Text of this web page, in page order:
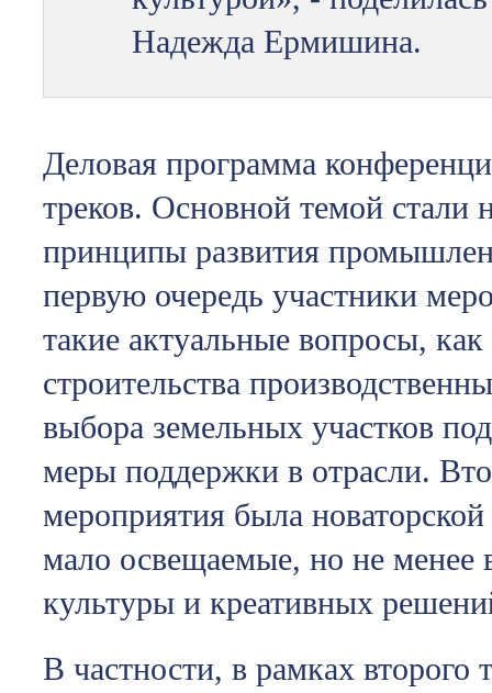
Надежда Ермишина.
Деловая программа
треков. Основной темой стали
принципы развития
первую очередь участники
такие актуальные вопросы,
строительства
выбора земельных участков
меры поддержки в отрасли.
мероприятия была новаторской
мало освещаемые, но не менее
культуры и креативных
В частности, в рамках второго